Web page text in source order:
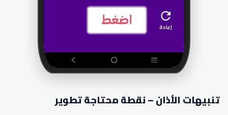
تنبيهات الأذان – نقطة محتاجة تطوير